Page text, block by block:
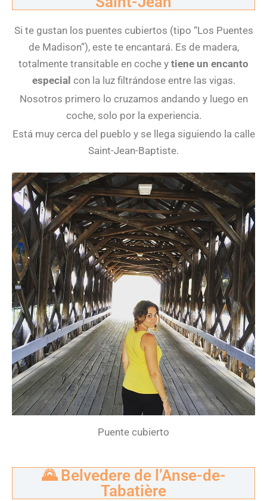
Si te gustan los puentes cubiertos (tipo “Los Puentes
de Madison”), este te encantará. Es de madera,
totalmente transitable en coche y tiene un encanto
especial con la luz filtrándose entre las vigas.
Nosotros primero lo cruzamos andando y luego en
coche, solo por la experiencia.
Está muy cerca del pueblo y se llega siguiendo la calle
Saint-Jean-Baptiste.
Puente cubierto
🌄 Belvedere de l’Anse-de-
Tabatière